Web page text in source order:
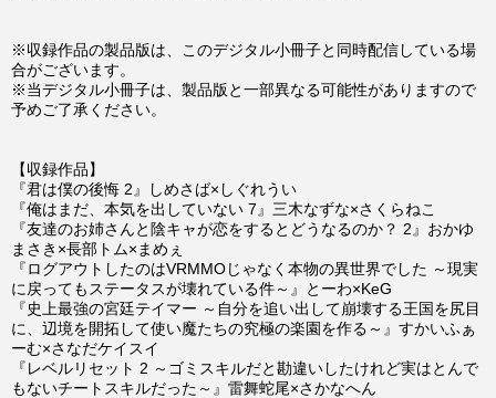
※収録作品の製品版は、このデジタル小冊子と同時配信している場
合がございます。
※当デジタル小冊子は、製品版と一部異なる可能性がありますので
予めご了承ください。
【収録作品】
『君は僕の後悔 2』しめさば×しぐれうい
『俺はまだ、本気を出していない 7』三木なずな×さくらねこ
『友達のお姉さんと陰キャが恋をするとどうなるのか？ 2』おかゆ
まさき×長部トム×まめぇ
『ログアウトしたのはVRMMOじゃなく本物の異世界でした ～現実
に戻ってもステータスが壊れている件～』とーわ×KeG
『史上最強の宮廷テイマー ～自分を追い出して崩壊する王国を尻目
に、辺境を開拓して使い魔たちの究極の楽園を作る～』すかいふぁ
ーむ×さなだケイスイ
『レベルリセット 2 ～ゴミスキルだと勘違いしたけれど実はとんで
もないチートスキルだった～』雷舞蛇尾×さかなへん